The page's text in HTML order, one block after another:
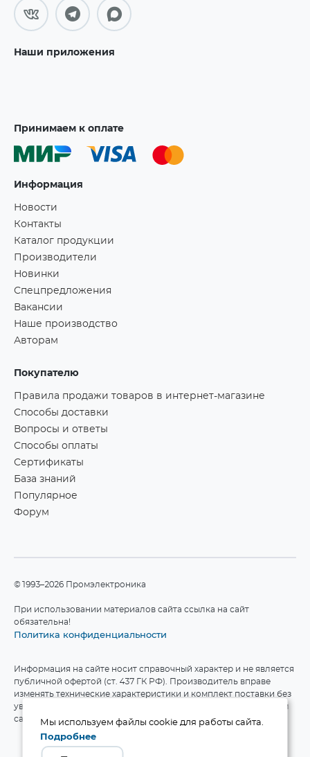
Наши приложения
Принимаем к оплате
Информация
Новости
Контакты
Каталог продукции
Производители
Новинки
Спецпредложения
Вакансии
Наше производство
Авторам
Покупателю
Правила продажи товаров в интернет-магазине
Способы доставки
Вопросы и ответы
Способы оплаты
Сертификаты
База знаний
Популярное
Форум
©1993–2026 Промэлектроника
При использовании материалов сайта ссылка на сайт
обязательна!
Политика конфиденциальности
Информация на сайте носит справочный характер и не является
публичной офертой (ст. 437 ГК РФ). Производитель вправе
изменять технические характеристики и комплект поставки без
уведомления. Актуальные данные приведены на официальном
сайте производителя.
Мы используем файлы cookie для работы сайта.
Подробнее